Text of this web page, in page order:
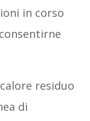
in corso
residuo
di